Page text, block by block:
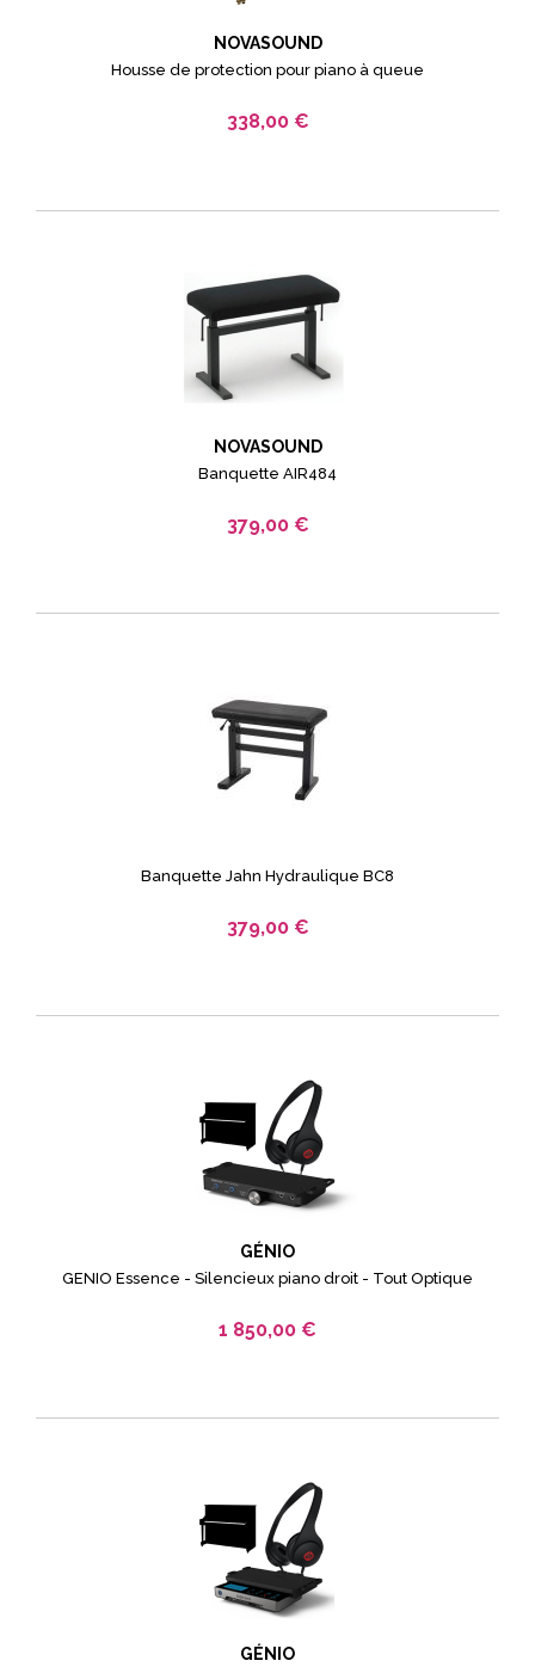
NOVASOUND
Housse de protection pour piano à queue
338,00 €
NOVASOUND
Banquette AIR484
379,00 €
Banquette Jahn Hydraulique BC8
379,00 €
GÉNIO
GENIO Essence - Silencieux piano droit - Tout Optique
1 850,00 €
GÉNIO